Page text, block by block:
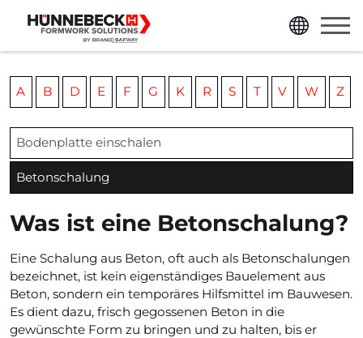
directly to page content
directly to main menu
A B D E F G K R S T V W Z
Bodenplatte einschalen
Betonschalung
Was ist eine Betonschalung?
Eine Schalung aus Beton, oft auch als Betonschalungen
bezeichnet, ist kein eigenständiges Bauelement aus
Beton, sondern ein temporäres Hilfsmittel im Bauwesen.
Es dient dazu, frisch gegossenen Beton in die
gewünschte Form zu bringen und zu halten, bis er